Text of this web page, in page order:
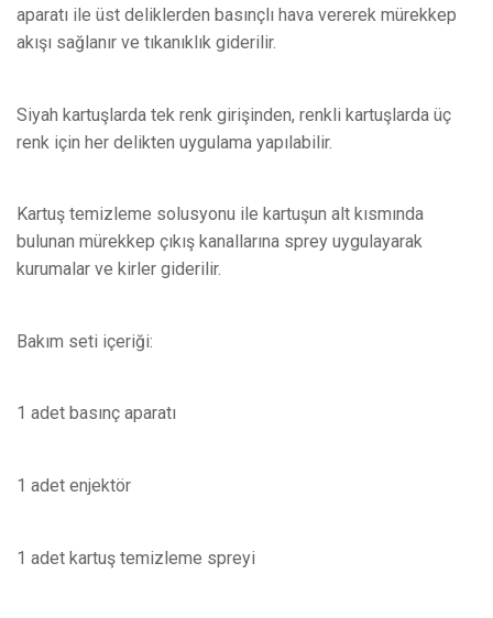
aparatı ile üst deliklerden basınçlı hava vererek mürekkep
akışı sağlanır ve tıkanıklık giderilir.
Siyah kartuşlarda tek renk girişinden, renkli kartuşlarda üç
renk için her delikten uygulama yapılabilir.
Kartuş temizleme solusyonu ile kartuşun alt kısmında
bulunan mürekkep çıkış kanallarına sprey uygulayarak
kurumalar ve kirler giderilir.
Bakım seti içeriği:
1 adet basınç aparatı
1 adet enjektör
1 adet kartuş temizleme spreyi